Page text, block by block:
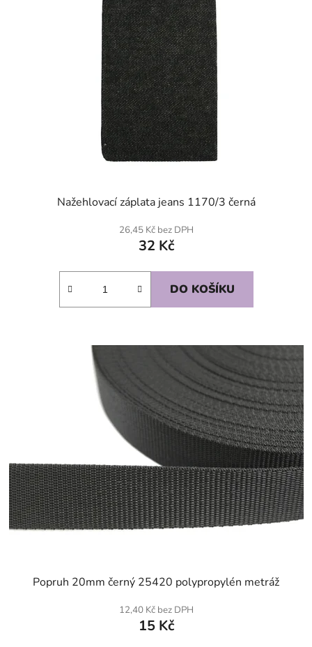
Nažehlovací záplata jeans 1170/3 černá
26,45 Kč bez DPH
32 Kč
DO KOŠÍKU
Popruh 20mm černý 25420 polypropylén metráž
12,40 Kč bez DPH
15 Kč